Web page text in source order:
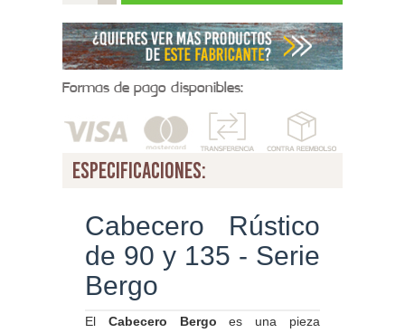
Formas de pago disponibles:
especificaciones:
Cabecero Rústico
de 90 y 135 - Serie
Bergo
El Cabecero Bergo es una pieza